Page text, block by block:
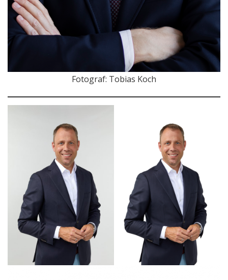
Fotograf: Tobias Koch